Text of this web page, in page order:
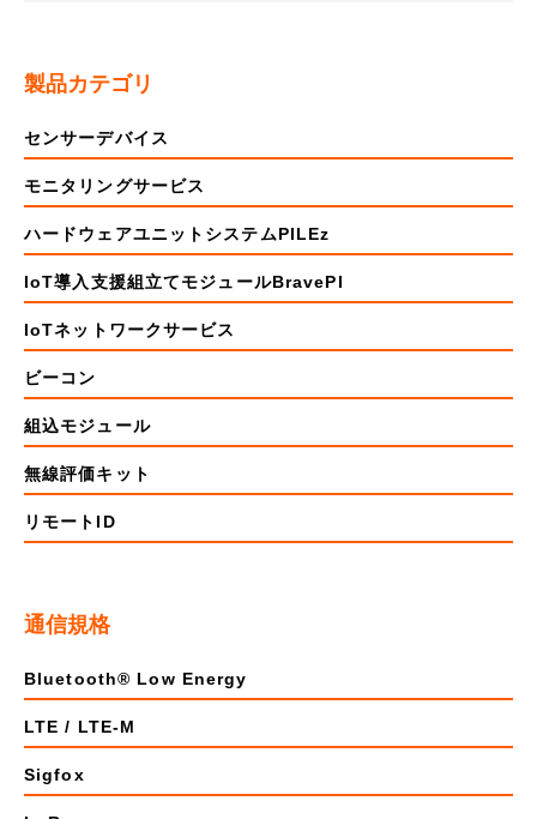
製品カテゴリ
センサーデバイス
モニタリングサービス
ハードウェアユニットシステムPILEz
IoT導入支援組立てモジュールBravePI
IoTネットワークサービス
ビーコン
組込モジュール
無線評価キット
リモートID
通信規格
Bluetooth® Low Energy
LTE / LTE-M
Sigfox